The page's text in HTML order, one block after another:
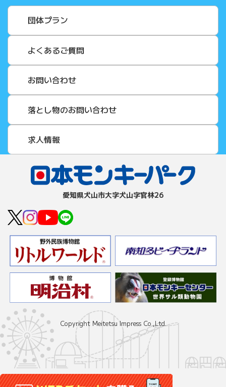
団体プラン
よくあるご質問
お問い合わせ
落とし物のお問い合わせ
求人情報
愛知県⽝⼭市⼤字⽝⼭字官林26
Copyright Meitetsu Impress Co.,Ltd.